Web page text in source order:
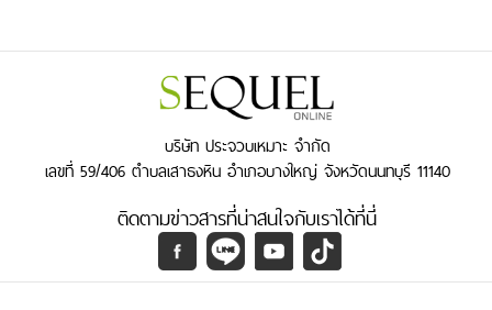
บริษัท ประจวบเหมาะ จำกัด
เลขที่ 59/406 ตำบลเสาธงหิน อำเภอบางใหญ่ จังหวัดนนทบุรี 11140
ติดตามข่าวสารที่น่าสนใจกับเราได้ที่นี่